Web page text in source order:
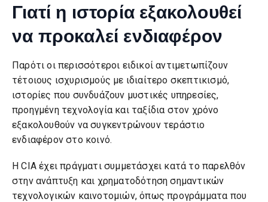
Γιατί η ιστορία εξακολουθεί
να προκαλεί ενδιαφέρον
Παρότι οι περισσότεροι ειδικοί αντιμετωπίζουν
τέτοιους ισχυρισμούς με ιδιαίτερο σκεπτικισμό,
ιστορίες που συνδυάζουν μυστικές υπηρεσίες,
προηγμένη τεχνολογία και ταξίδια στον χρόνο
εξακολουθούν να συγκεντρώνουν τεράστιο
ενδιαφέρον στο κοινό.
Η CIA έχει πράγματι συμμετάσχει κατά το παρελθόν
στην ανάπτυξη και χρηματοδότηση σημαντικών
τεχνολογικών καινοτομιών, όπως προγράμματα που